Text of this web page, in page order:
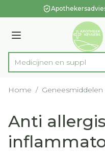
Ga naar de inhoud
Menu
Product, merk,
M
Home / Geneesmiddelen
Anti